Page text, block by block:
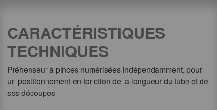
CARACTÉRISTIQUES
TECHNIQUES
Préhenseur à pinces numérisées indépendamment, pour
un positionnement en fonction de la longueur du tube et de
ses découpes